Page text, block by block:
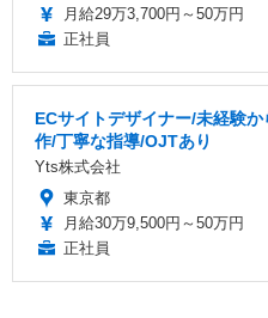
月給29万3,700円～50万円
正社員
ECサイトデザイナー/未経験
作/丁寧な指導/OJTあり
Yts株式会社
東京都
月給30万9,500円～50万円
正社員